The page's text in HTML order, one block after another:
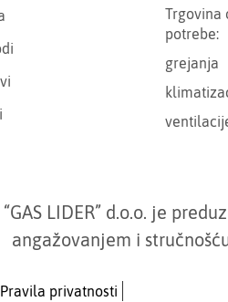
Trgovina
potrebe:
grejanja
“GAS LIDER” d.o.o. je
angažovanjem i
Pravila privatnosti